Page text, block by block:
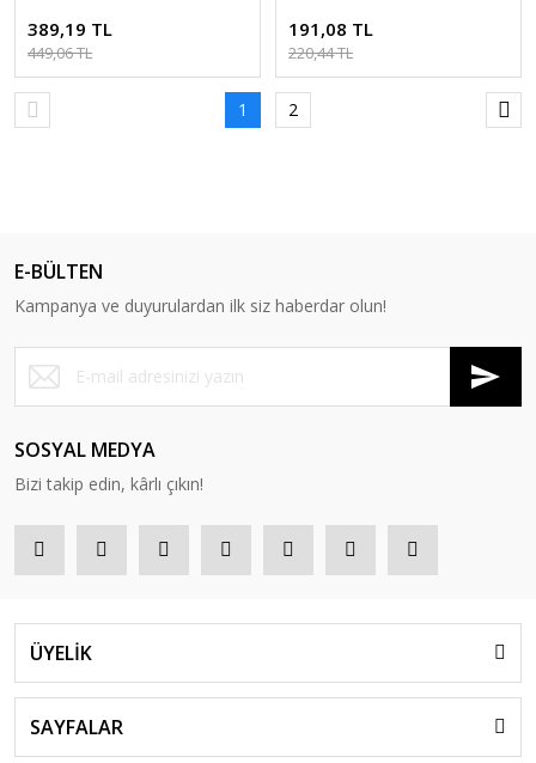
389,19 TL
449,06 TL
191,08 TL
220,44 TL
1 2
E-BÜLTEN
Kampanya ve duyurulardan ilk siz haberdar olun!
SOSYAL MEDYA
Bizi takip edin, kârlı çıkın!
ÜYELİK
SAYFALAR